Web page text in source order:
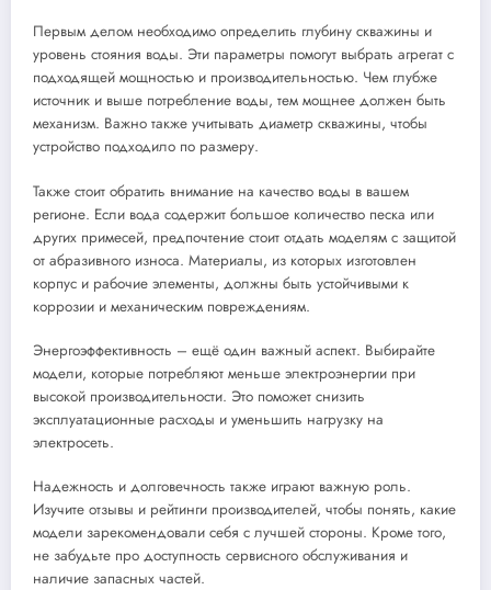
Первым делом необходимо определить глубину скважины и
уровень стояния воды. Эти параметры помогут выбрать агрегат с
подходящей мощностью и производительностью. Чем глубже
источник и выше потребление воды, тем мощнее должен быть
механизм. Важно также учитывать диаметр скважины, чтобы
устройство подходило по размеру.
Также стоит обратить внимание на качество воды в вашем
регионе. Если вода содержит большое количество песка или
других примесей, предпочтение стоит отдать моделям с защитой
от абразивного износа. Материалы, из которых изготовлен
корпус и рабочие элементы, должны быть устойчивыми к
коррозии и механическим повреждениям.
Энергоэффективность – ещё один важный аспект. Выбирайте
модели, которые потребляют меньше электроэнергии при
высокой производительности. Это поможет снизить
эксплуатационные расходы и уменьшить нагрузку на
электросеть.
Надежность и долговечность также играют важную роль.
Изучите отзывы и рейтинги производителей, чтобы понять, какие
модели зарекомендовали себя с лучшей стороны. Кроме того,
не забудьте про доступность сервисного обслуживания и
наличие запасных частей.